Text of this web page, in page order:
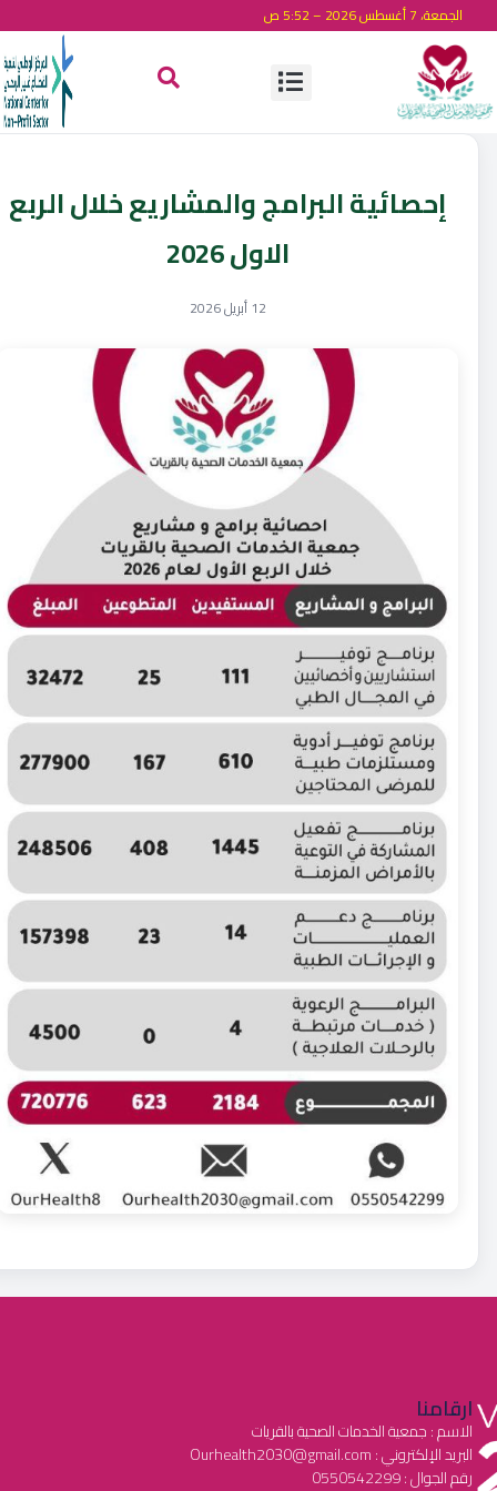
الجمعة، 7 أغسطس 2026 – 5:52 ص
إحصائية البرامج والمشاريع خلال الربع
الاول 2026
12 أبريل 2026
ارقامنا
الاسم : جمعية الخدمات الصحية بالقريات
البريد الإلكتروني : Ourhealth2030@gmail.com
رقم الجوال : 0550542299